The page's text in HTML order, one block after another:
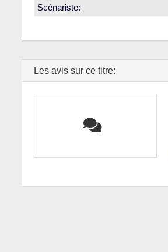
Scénariste:
Les avis sur ce titre: